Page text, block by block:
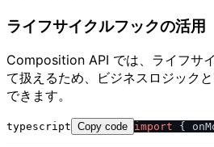
ライフサイクルフックの活用
Composition API では、ライフサ
て扱えるため、ビジネスロジック
できます。
typescript Copy code import {